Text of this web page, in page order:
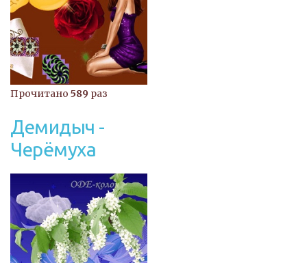
Прочитано 589 раз
Демидыч -
Черёмуха